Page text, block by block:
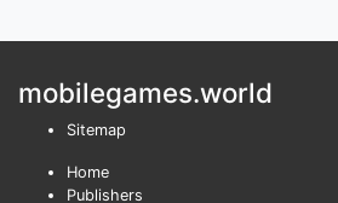
mobilegames.world
Sitemap
Home
Publishers